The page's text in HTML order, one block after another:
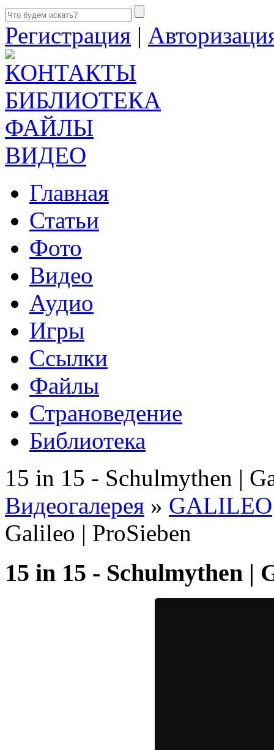
Регистрация |
КОНТАКТЫ
БИБЛИОТЕКА
ФАЙЛЫ
ВИДЕО
Главная
Статьи
Фото
Видео
Аудио
Игры
Ссылки
Файлы
Страноведение
Библиотека
15 in 15 - Schulmythen |
Видеогалерея » GALILEO
Galileo | ProSieben
15 in 15 - Schulmythen |